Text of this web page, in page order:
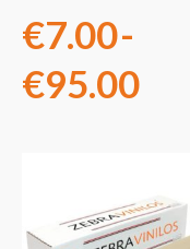
€7.00-
€95.00
de